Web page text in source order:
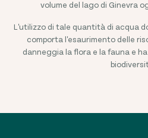
volume del lago di Ginevra
L'utilizzo di tale quantità di acqua
comporta l'esaurimento delle
danneggia la flora e la fauna e